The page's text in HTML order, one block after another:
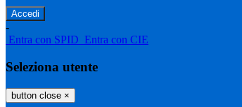
-
Entra con SPID Entra con CIE
Seleziona utente
button close ×